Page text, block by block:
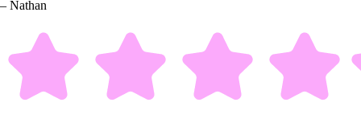
– Nathan